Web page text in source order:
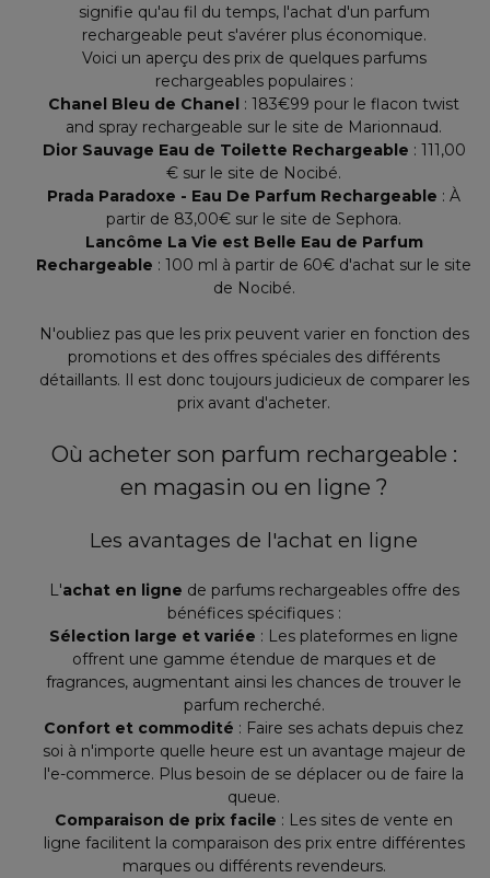
signifie qu'au fil du temps, l'achat d'un parfum
rechargeable peut s'avérer plus économique.
Voici un aperçu des prix de quelques parfums
rechargeables populaires :
Chanel Bleu de Chanel : 183€99 pour le flacon twist
and spray rechargeable sur le site de Marionnaud.
Dior Sauvage Eau de Toilette Rechargeable : 111,00
€ sur le site de Nocibé.
Prada Paradoxe - Eau De Parfum Rechargeable : À
partir de 83,00€ sur le site de Sephora.
Lancôme La Vie est Belle Eau de Parfum
Rechargeable : 100 ml à partir de 60€ d'achat sur le site
de Nocibé.
N'oubliez pas que les prix peuvent varier en fonction des
promotions et des offres spéciales des différents
détaillants. Il est donc toujours judicieux de comparer les
prix avant d'acheter.
Où acheter son parfum rechargeable :
en magasin ou en ligne ?
Les avantages de l'achat en ligne
L'achat en ligne de parfums rechargeables offre des
bénéfices spécifiques :
Sélection large et variée : Les plateformes en ligne
offrent une gamme étendue de marques et de
fragrances, augmentant ainsi les chances de trouver le
parfum recherché.
Confort et commodité : Faire ses achats depuis chez
soi à n'importe quelle heure est un avantage majeur de
l'e-commerce. Plus besoin de se déplacer ou de faire la
queue.
Comparaison de prix facile : Les sites de vente en
ligne facilitent la comparaison des prix entre différentes
marques ou différents revendeurs.